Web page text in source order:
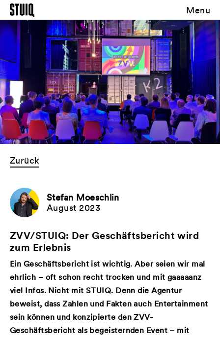
Menu
Zurück
ZVV/STUIQ: Der Geschäftsbericht wird
zum Erlebnis
Stefan Moeschlin
August 2023
Ein Geschäftsbericht ist wichtig. Aber seien wir mal
ehrlich – oft schon recht trocken und mit gaaaaanz
viel Infos. Nicht mit STUIQ. Denn die Agentur
beweist, dass Zahlen und Fakten auch Entertainment
sein können und konzipierte den ZVV-
Geschäftsbericht als begeisternden Event – mit